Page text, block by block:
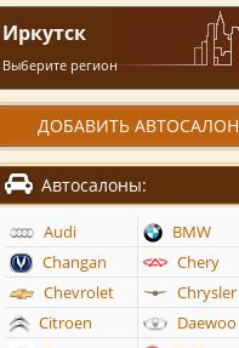
Иркутск
Выберите регион
ДОБАВИТЬ АВТОСАЛОН
Автосалоны:
Audi
BMW
Changan
Chery
Chevrolet
Chrysler
Citroen
Daewoo